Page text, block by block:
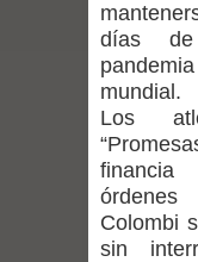
días
mundial.
Los
financia
Colombi
sin